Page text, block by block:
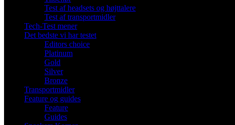
Test af headsets og højttalere
Test af transportmidler
Tech-Test mener
Det bedste vi har testet
Editors choice
Platinum
Gold
Silver
Bronze
Transportmidler
Feature og guides
Feature
Guides